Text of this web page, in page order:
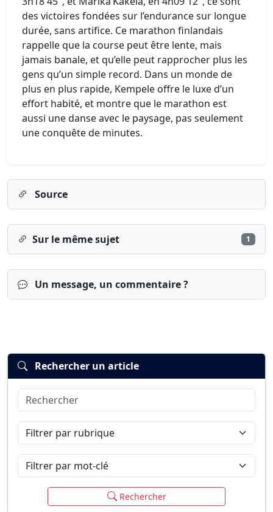
des victoires fondées sur l’endurance sur longue
durée, sans artifice. Ce marathon finlandais
rappelle que la course peut être lente, mais
jamais banale, et qu’elle peut rapprocher plus les
gens qu’un simple record. Dans un monde de
plus en plus rapide, Kempele offre le luxe d’un
effort habité, et montre que le marathon est
aussi une danse avec le paysage, pas seulement
une conquête de minutes.
Source
Sur le même sujet 1
Un message, un commentaire ?
Connexion
Rechercher un article
Rechercher
Filtrer par rubrique
Filtrer par mot-clé
Rechercher